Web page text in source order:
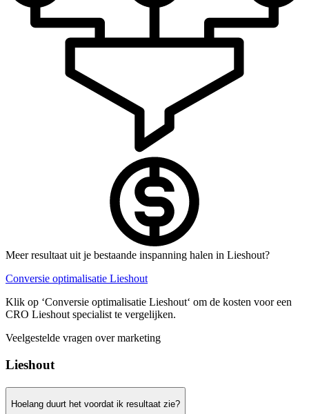
Meer resultaat uit je bestaande inspanning halen in Lieshout?
Conversie optimalisatie Lieshout
Klik op ‘Conversie optimalisatie Lieshout‘ om de kosten voor een
CRO Lieshout specialist te vergelijken.
Veelgestelde vragen over marketing
Lieshout
Hoelang duurt het voordat ik resultaat zie?